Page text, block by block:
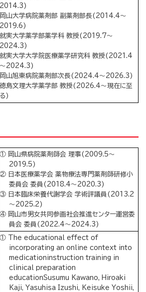
2014.3)
岡山大学病院薬剤部 副薬剤部長(2014.4～
2019.6)
就実大学薬学部薬学科 教授(2019.7～
2024.3)
就実大学大学院医療薬学研究科 教授(2021.4
～2024.3)
岡山旭東病院薬剤部次長(2024.4～2026.3)
徳島文理大学薬学部 教授(2026.4～現在に至
る)
① 岡山県病院薬剤師会 理事(2009.5～
2019.5)
② 日本医療薬学会 薬物療法専門薬剤師研修小
委員会 委員(2018.4～2020.3)
③ 日本臨床栄養代謝学会 学術評議員(2013.2
～2025.2)
④ 岡山市男女共同参画社会推進センター運営委
員会 委員(2022.4～2024.3)
① The educational effect of
incorporating an online context into
medicationinstruction training in
clinical preparation
educationSusumu Kawano, Hiroaki
Kaji, Yasuhisa Izushi, Keisuke Yoshii,